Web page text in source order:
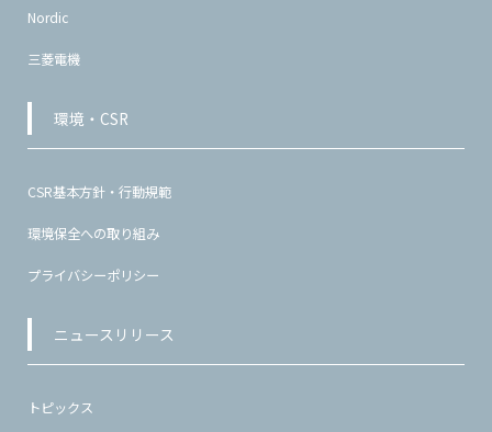
Nordic
三菱電機
環境・CSR
CSR基本方針・行動規範
環境保全への取り組み
プライバシーポリシー
ニュースリリース
トピックス